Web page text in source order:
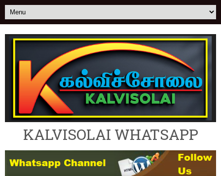
KALVISOLAI WHATSAPP